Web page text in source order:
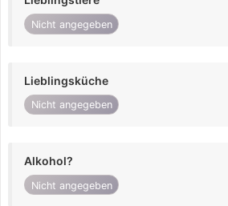
Nicht angegeben
Lieblingsküche
Nicht angegeben
Alkohol?
Nicht angegeben